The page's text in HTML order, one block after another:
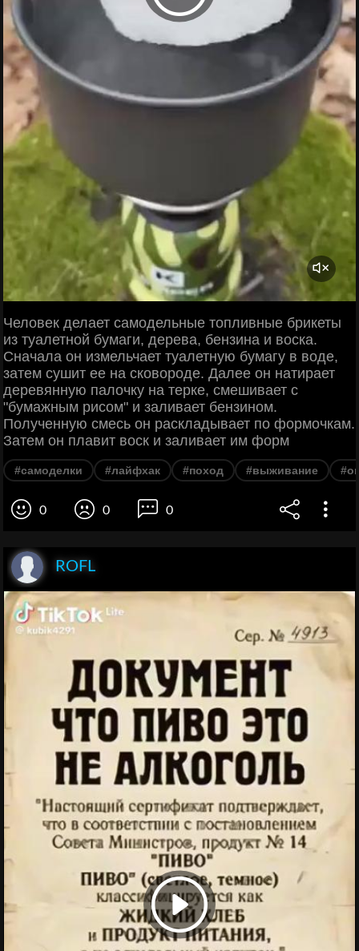
Человек делает самодельные топливные брикеты
из туалетной бумаги, дерева, бензина и воска.
Сначала он измельчает туалетную бумагу в воде,
затем сушит ее на сковороде. Далее он натирает
деревянную палочку на терке, смешивает с
"бумажным рисом" и заливает бензином.
Полученную смесь он раскладывает по формочкам.
Затем он плавит воск и заливает им форм
#самоделки #лайфхак #поход #выживание
0 0 0
ROFL